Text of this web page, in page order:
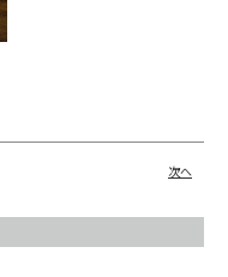
次へ